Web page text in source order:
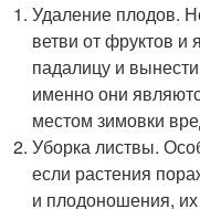
Удаление плодов.
ветви от фруктов и
падалицу и
именно они
местом зимовки
Уборка листвы.
если растения
и плодоношения,